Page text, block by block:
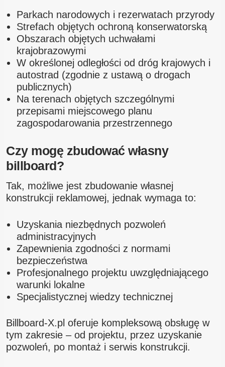
Parkach narodowych i rezerwatach przyrody
Strefach objętych ochroną konserwatorską
Obszarach objętych uchwałami
krajobrazowymi
W określonej odległości od dróg krajowych i
autostrad (zgodnie z ustawą o drogach
publicznych)
Na terenach objętych szczególnymi
przepisami miejscowego planu
zagospodarowania przestrzennego
Czy mogę zbudować własny
billboard?
Tak, możliwe jest zbudowanie własnej
konstrukcji reklamowej, jednak wymaga to:
Uzyskania niezbędnych pozwoleń
administracyjnych
Zapewnienia zgodności z normami
bezpieczeństwa
Profesjonalnego projektu uwzględniającego
warunki lokalne
Specjalistycznej wiedzy technicznej
Billboard-X.pl oferuje kompleksową obsługę w
tym zakresie – od projektu, przez uzyskanie
pozwoleń, po montaż i serwis konstrukcji.